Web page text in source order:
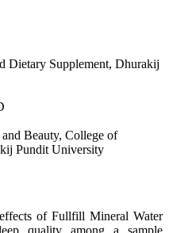
Dietary Supplement, Dhurakij
Beauty, College of
Pundit University
of Fullfill Mineral Water